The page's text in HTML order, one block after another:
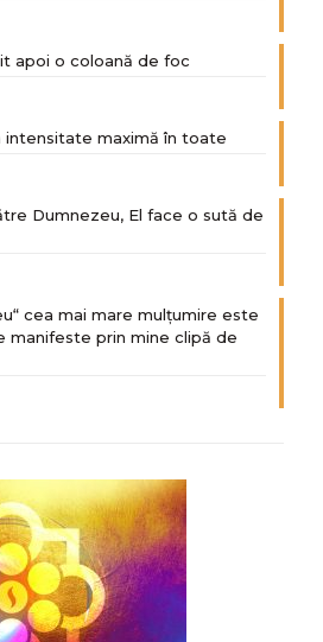
apoi o coloană de foc
intensitate maximă în toate
Dumnezeu, El face o sută de
cea mai mare mulțumire este
manifeste prin mine clipă de